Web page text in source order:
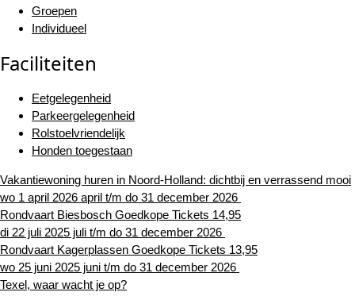
Groepen
Individueel
Faciliteiten
Eetgelegenheid
Parkeergelegenheid
Rolstoelvriendelijk
Honden toegestaan
Vakantiewoning huren in Noord-Holland: dichtbij en verrassend mooi
wo 1 april 2026 april t/m do 31 december 2026
Rondvaart Biesbosch Goedkope Tickets 14,95
di 22 juli 2025 juli t/m do 31 december 2026
Rondvaart Kagerplassen Goedkope Tickets 13,95
wo 25 juni 2025 juni t/m do 31 december 2026
Texel, waar wacht je op?